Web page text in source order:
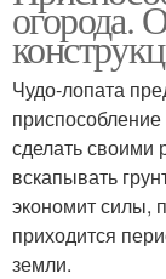
огорода.
Чудо-лопата
сделать своими
вскапывать
экономит силы,
приходится
земли.